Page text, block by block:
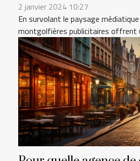
2 janvier 2024 10:27
En survolant le paysage
montgolfières publicitaires offrent